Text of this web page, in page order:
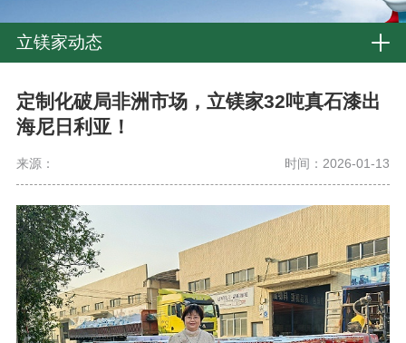
立镁家动态
定制化破局非洲市场，立镁家32吨真石漆出
海尼日利亚！
来源： 时间：2026-01-13